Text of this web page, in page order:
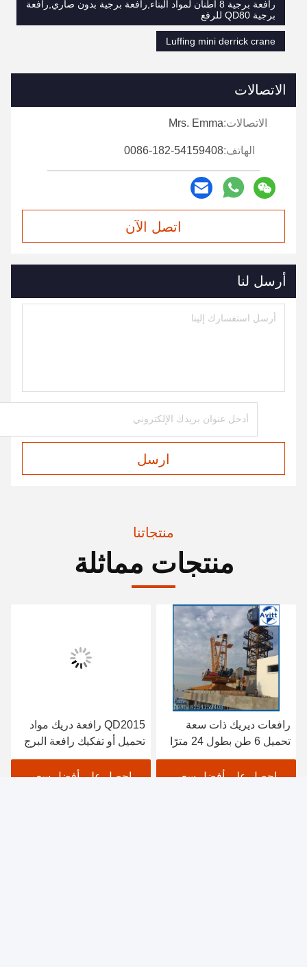
رافعة برجية 8 أطنان لمواد البناء,رافعة برجية بدون صاري,رافعة
برجية QD80 للرفع
Luffing mini derrick crane
الاتصالات
الاتصالات:Mrs. Emma
الهاتف:0086-182-54159408
اتصل الآن
أرسل لنا
ارسل
منتجاتنا
منتجات مماثلة
رافعات ديريك ذات سعة
تحميل 6 طن بطول 24 مترًا
لارتفاع 150 مترًا
احصل على أفضل سعر
QD2015 رافعة دريك مواد
تحميل أو تفكيك رافعة البرج
الداخلي
احصل على أفضل سعر